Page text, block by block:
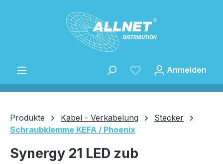
Zum Hauptinhalt springen
Speichern
Anmelden
Produkte Kabel - Verkabelung
Stecker
Schraubklemme KEFA / Phoenix
Synergy 21 LED zub